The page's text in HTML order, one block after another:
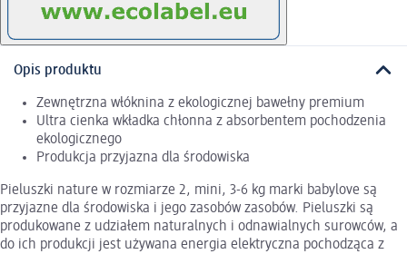
Opis produktu
Zewnętrzna włóknina z ekologicznej bawełny premium
Ultra cienka wkładka chłonna z absorbentem pochodzenia
ekologicznego
Produkcja przyjazna dla środowiska
Pieluszki nature w rozmiarze 2, mini, 3-6 kg marki babylove są
przyjazne dla środowiska i jego zasobów zasobów. Pieluszki są
produkowane z udziałem naturalnych i odnawialnych surowców, a
do ich produkcji jest używana energia elektryczna pochodząca z